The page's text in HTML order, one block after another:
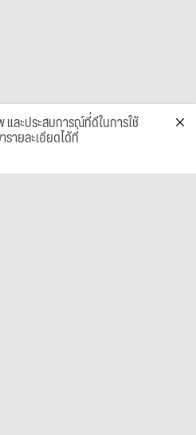
ละประสบการณ์ที่ดีในการใช้
ายละเอียดได้ที่